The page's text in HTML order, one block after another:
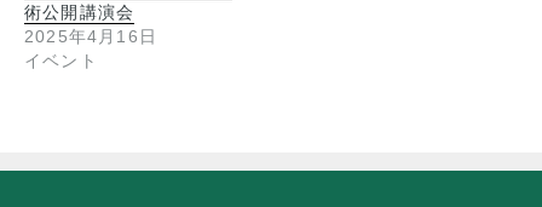
術公開講演会
2025年4月16日
イベント